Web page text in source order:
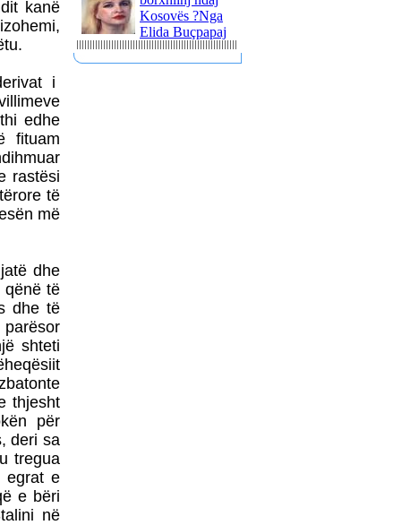
kanë
i
edhe
fituam
rastësi
të
më
dhe
qënë të
dhe të
shteti
thjesht
për
deri sa
tregua
egrat e
e bëri
në
PërkujtimMARIAN TUNAJ
- VEPRIMTAR I SHQUAR
Kosovës ?Nga
Elida Buçpapaj